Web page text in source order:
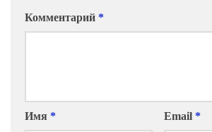
Комментарий *
Имя * Email *